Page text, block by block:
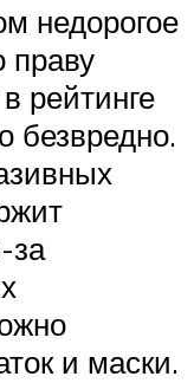
недорогое
праву
рейтинге
безвредно.
за
и маски.